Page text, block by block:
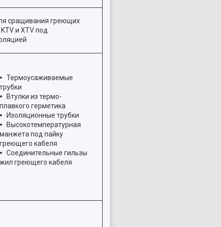
сращивания греющих
и XTV под
Термоусаживаемые
трубки
Втулки из термо-
плавкого герметика
Изоляционные трубки
Высокотемпературная
манжета под пайку
греющего кабеля
Соединительные гильзы
жил греющего кабеля